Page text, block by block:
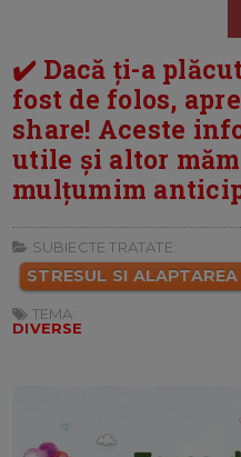
✔️ Dacă ți-a
fost de folos,
share! Aceste
utile și altor
mulțumim
SUBIECTE TRATATE:
STRESUL SI ALAPTAREA
TEMA:
DIVERSE